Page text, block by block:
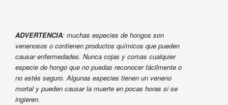
ADVERTENCIA: muchas especies de hongos son
venenosos o contienen productos químicos que pueden
causar enfermedades. Nunca cojas y comas cualquier
especie de hongo que no puedas reconocer fácilmente o
no estés seguro. Algunas especies tienen un veneno
mortal y pueden causar la muerte en pocas horas si se
ingieren.